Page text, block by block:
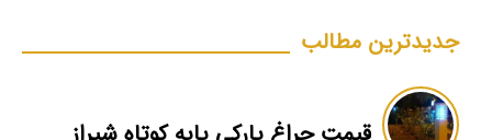
جدیدترین مطالب